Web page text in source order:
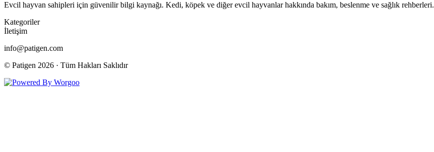
Evcil hayvan sahipleri için güvenilir bilgi kaynağı. Kedi, köpek ve diğer evcil hayvanlar hakkında bakım, beslenme ve sağlık rehberleri.
Kategoriler
İletişim
info@patigen.com
© Patigen 2026 · Tüm Hakları Saklıdır